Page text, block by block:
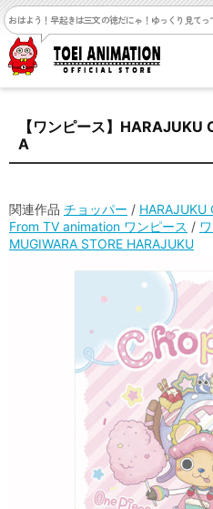
おはよう！早起きは三文の徳だにゃ！ ゆっくり見てっ
【ワンピース】HARAJUKU
A
関連作品 チョッパー / HARAJUKU
From TV animation ワンピース /
MUGIWARA STORE HARAJUKU